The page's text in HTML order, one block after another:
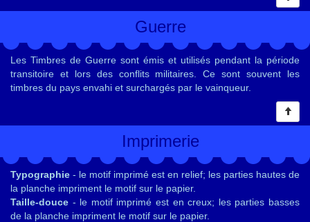
Guerre
Les Timbres de Guerre sont émis et utilisés pendant la période
transitoire et lors des conflits militaires. Ce sont souvent les
timbres du pays envahi et surchargés par le vainqueur.
Imprimerie
Typographie - le motif imprimé est en relief; les parties hautes de
la planche impriment le motif sur le papier.
Taille-douce - le motif imprimé est en creux; les parties basses
de la planche impriment le motif sur le papier.